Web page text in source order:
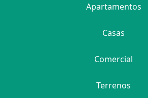
Apartamentos
Casas
Comercial
Terrenos